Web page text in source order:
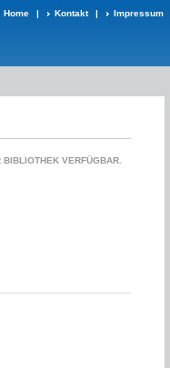
Home | Kontakt | Impressum
VERFÜGBAR.